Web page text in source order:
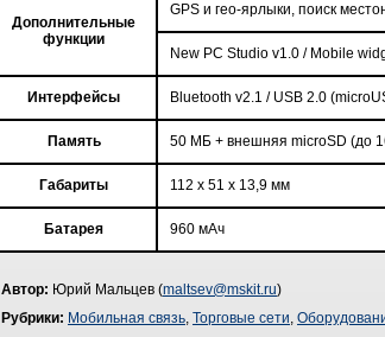
Дополнительные
функции
GPS и гео-ярлыки, поиск
New PC Studio v1.0 / Mobile
Интерфейсы Bluetooth v2.1 / USB 2.0
Память 50 МБ + внешняяmicroSD (до
Габариты 112 x 51 x 13,9 мм
Батарея 960мАч
Автор: Юрий Мальцев (maltsev@mskit.ru)
Рубрики: Мобильная связь, Торговые сети,